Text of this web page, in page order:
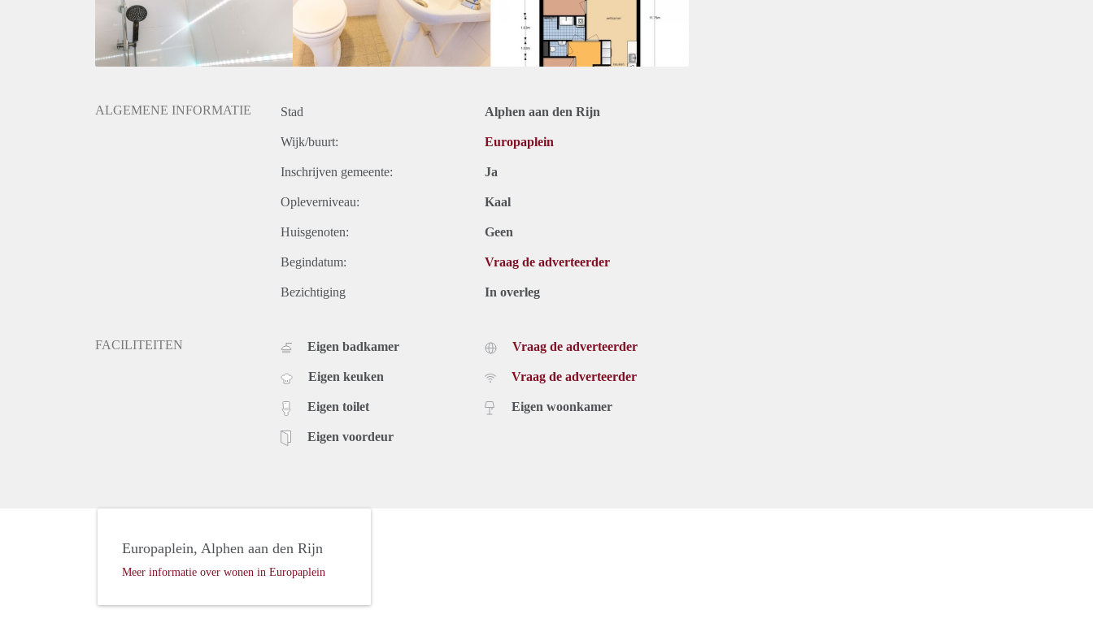
ALGEMENE INFORMATIE Stad Alphen aan den Rijn
Wijk/buurt: Europaplein
Inschrijven gemeente: Ja
Opleverniveau: Kaal
Huisgenoten: Geen
Begindatum: Vraag de adverteerder
Bezichtiging In overleg
FACILITEITEN Eigen badkamer
Eigen keuken
Eigen toilet
Eigen voordeur
Vraag de adverteerder
Vraag de adverteerder
Eigen woonkamer
Europaplein, Alphen aan den Rijn
Meer informatie over wonen in Europaplein